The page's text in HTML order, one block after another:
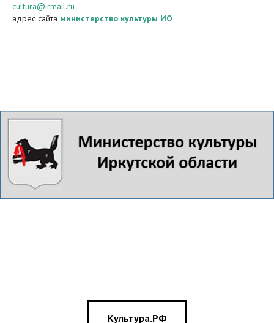
cultura@irmail.ru
адрес сайта министерство культуры ИО
Культура.РФ